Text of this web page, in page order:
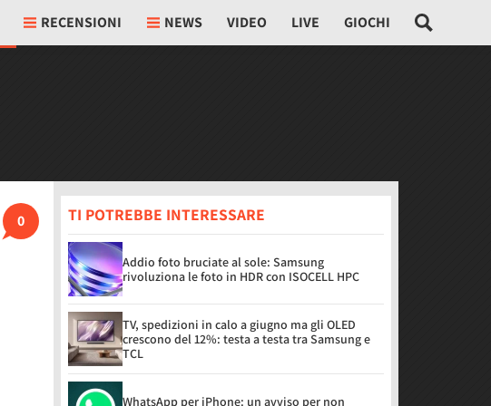
RECENSIONI NEWS VIDEO LIVE GIOCHI
0 TI POTREBBE INTERESSARE
Addio foto bruciate al sole: Samsung
rivoluziona le foto in HDR con ISOCELL HPC
TV, spedizioni in calo a giugno ma gli OLED
crescono del 12%: testa a testa tra Samsung e
TCL
WhatsApp per iPhone: un avviso per non